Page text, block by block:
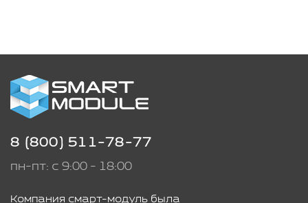
8 (800) 511-78-77
пн-пт: с 9:00 - 18:00
Компания смарт-модуль была